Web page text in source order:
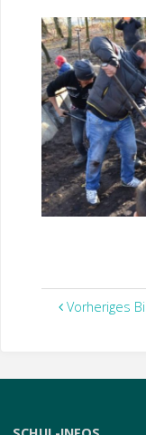
Vorheriges